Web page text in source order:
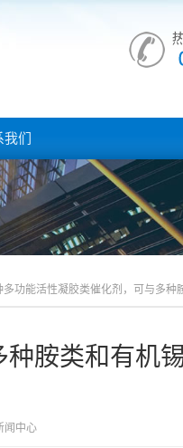
我们
多功能活性凝胶类催化剂，可与多种
胺类和有机
闻中心